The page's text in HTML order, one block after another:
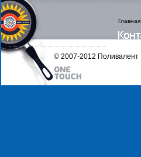
Главная
© 2007-2012 Поливалент